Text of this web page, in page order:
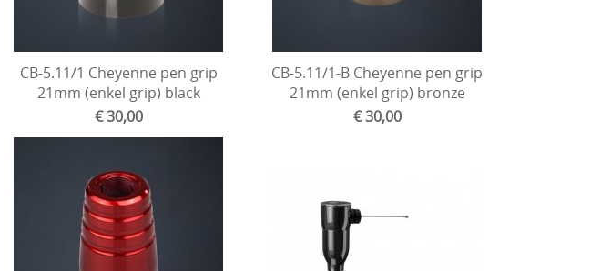
CB-5.11/1 Cheyenne pen grip
21mm (enkel grip) black
€ 30,00
CB-5.11/1-B Cheyenne pen grip
21mm (enkel grip) bronze
€ 30,00